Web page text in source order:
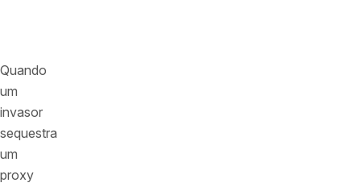
Quando
um
invasor
sequestra
um
proxy